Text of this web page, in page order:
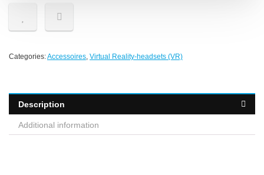
Categories:Accessoires, Virtual Reality-headsets (VR)
Description
Additional information